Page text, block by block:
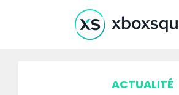
ACTUALITÉ